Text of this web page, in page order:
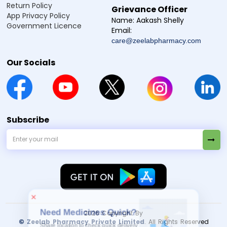
×
Need Medicines Quick?
Share location to check quick delivery
serviceability.
Return Policy
App Privacy Policy
Government Licence
Grievance Officer
Name: Aakash Shelly
Email:
care@zeelabpharmacy.com
Our Socials
Subscribe
2026 Copyright By
© Zeelab Pharmacy Private Limited. All Rights Reserved